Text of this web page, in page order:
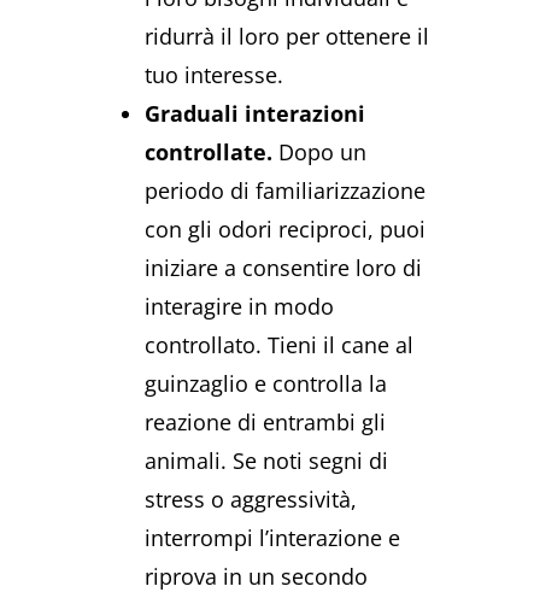
ridurrà il loro per ottenere il
tuo interesse.
Graduali interazioni
controllate. Dopo un
periodo di familiarizzazione
con gli odori reciproci, puoi
iniziare a consentire loro di
interagire in modo
controllato. Tieni il cane al
guinzaglio e controlla la
reazione di entrambi gli
animali. Se noti segni di
stress o aggressività,
interrompi l’interazione e
riprova in un secondo